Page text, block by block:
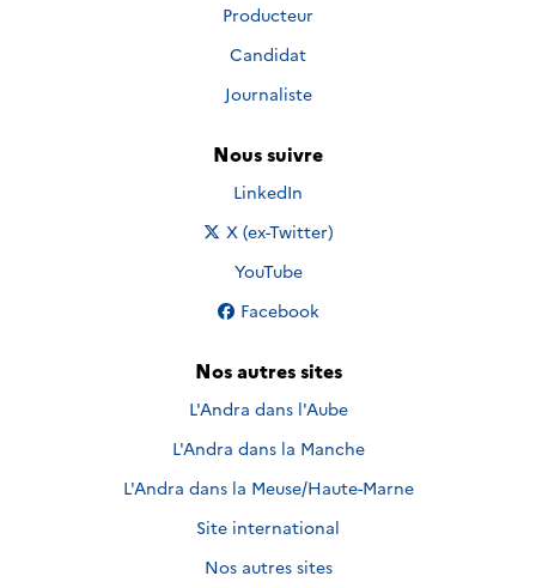
Producteur
Candidat
Journaliste
Nous suivre
Nous suivre sur
LinkedIn
Nous suivre sur
X (ex-Twitter)
Nous suivre sur
YouTube
Nous suivre sur
Facebook
Nos autres sites
L'Andra dans l'Aube
L'Andra dans la Manche
L'Andra dans la Meuse/Haute-Marne
Site international
Nos autres sites